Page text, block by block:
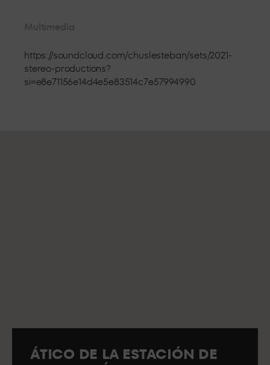
https://soundcloud.com/chuslesteban/sets/2021-
stereo-productions?
si=e8e71156e14d4e5e83514c7e57994990
ÁTICO DE LA ESTACIÓN DE